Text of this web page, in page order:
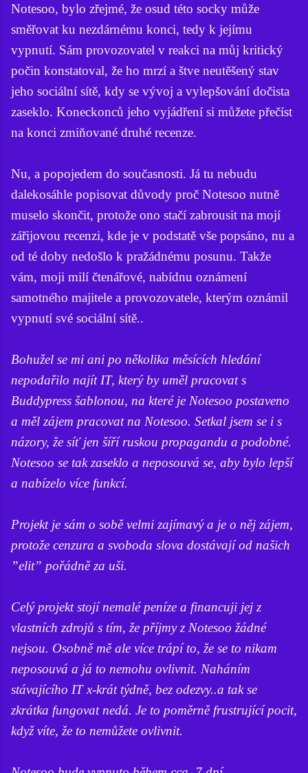
Notesoo, bylo zřejmé, že osud této socky může
směřovat ku nezdárnému konci, tedy k jejímu
vypnutí. Sám provozovatel v reakci na můj kritický
počin konstatoval, že ho mrzí a štve neutěšený stav
jeho sociální sítě, kdy se vývoj a vylepšování dočista
zaseklo. Koneckonců jeho vyjádření si můžete přečíst
na konci zmiňované druhé recenze.
Nu, a popojedem do současnosti. Já tu nebudu
dalekosáhle popisovat důvody proč Notesoo nutně
muselo skončit, protože ono stačí zabrousit na mojí
zářijovou recenzi, kde je v podstatě vše popsáno, nu a
od té doby nedošlo k pražádnému posunu. Takže
vám, moji milí čtenářové, nabídnu oznámení
samotného majitele a provozovatele, kterým oznámil
vypnutí své sociální sítě..
Bohužel se mi ani po několika měsících hledání
nepodařilo najít IT, který by uměl pracovat s
Buddypress šablonou, na které je Notesoo postaveno
a měl zájem pracovat na Notesoo. Setkal jsem se i s
názory, že síť jen šíří ruskou propagandu a podobné.
Notesoo se tak zaseklo a neposouvá se, aby bylo lepší
a nabízelo více funkcí.
Projekt je sám o sobě velmi zajímavý a je o něj zájem,
protože cenzura a svoboda slova dostávají od našich
”elit” pořádně za uši.
Celý projekt stojí nemalé peníze a financuji jej z
vlastních zdrojů s tím, že příjmy z Notesoo žádné
nejsou. Osobně mě ale více trápí to, že se to nikam
neposouvá a já to nemohu ovlivnit. Naháním
stávajícího IT x-krát týdně, bez odezvy..a tak se
zkrátka fungovat nedá. Je to poměrně frustrující pocit,
když víte, že to nemůžete ovlivnit.